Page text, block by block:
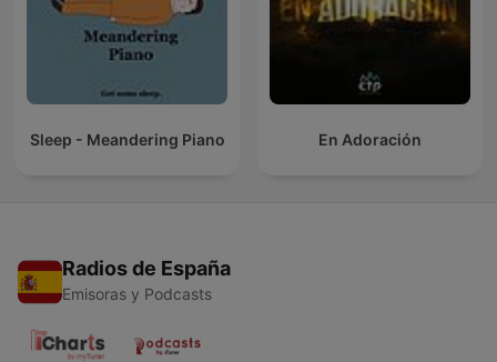
Sleep - Meandering Piano En Adoración
Radios de España
Emisoras y Podcasts